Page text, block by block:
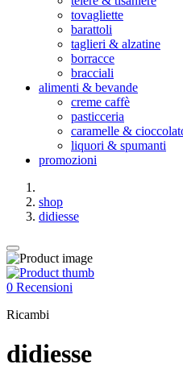
tovagliette
barattoli
taglieri & alzatine
borracce
bracciali
alimenti & bevande
creme caffè
pasticceria
caramelle &
liquori & spumanti
promozioni
shop
didiesse
0 Recensioni
Ricambi
didiesse